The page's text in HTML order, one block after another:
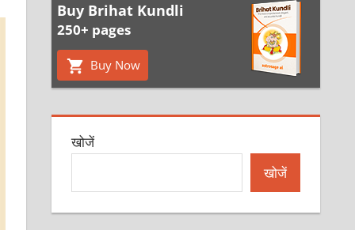
Buy Brihat Kundli
250+ pages
Buy Now
खोजें
खोजें